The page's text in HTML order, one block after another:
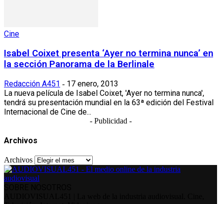
Cine
Isabel Coixet presenta ‘Ayer no termina nunca’ en
la sección Panorama de la Berlinale
Redacción A451 - 17 enero, 2013
La nueva película de Isabel Coixet, 'Ayer no termina nunca',
tendrá su presentación mundial en la 63ª edición del Festival
Internacional de Cine de...
- Publicidad -
Archivos
Archivos